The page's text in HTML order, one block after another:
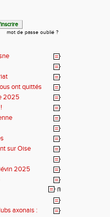
mot de passe oublié ?
ont quittés
2025
sur Oise
2025
(1)
axonais :